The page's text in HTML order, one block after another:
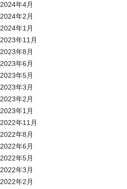
2024年4月
2024年2月
2024年1月
2023年11月
2023年8月
2023年6月
2023年5月
2023年3月
2023年2月
2023年1月
2022年11月
2022年8月
2022年6月
2022年5月
2022年3月
2022年2月